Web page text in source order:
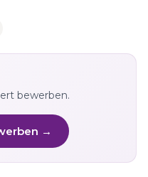
bewerben.
→